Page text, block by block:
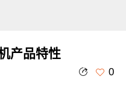
产品特性
0